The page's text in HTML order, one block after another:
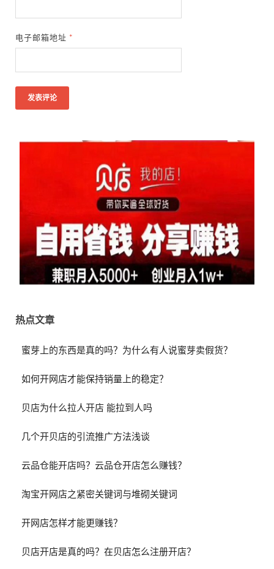
电子邮箱地址 *
热点文章
蜜芽上的东西是真的吗？为什么有人说蜜芽卖假货？
如何开网店才能保持销量上的稳定？
贝店为什么拉人开店 能拉到人吗
几个开贝店的引流推广方法浅谈
云品仓能开店吗？云品仓开店怎么赚钱？
淘宝开网店之紧密关键词与堆砌关键词
开网店怎样才能更赚钱？
贝店开店是真的吗？在贝店怎么注册开店？